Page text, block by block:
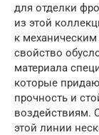
для отделки
из этой
к
свойство
материала
которые
прочность и
воздействиям.
этой линии